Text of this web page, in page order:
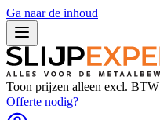
Ga naar de inhoud
Toon prijzen alleen excl. BTW
Offerte nodig?